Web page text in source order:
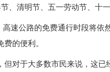
、清明节、五一劳动节、十一
速公路的免费通行时段将
的便利。
但对于大多数市民来说，这